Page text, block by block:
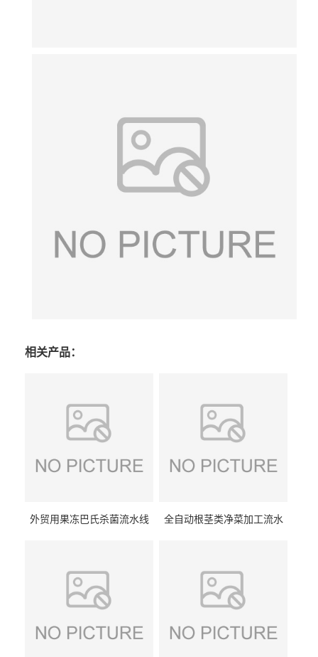
相关产品：
外贸用果冻巴氏杀菌流水线
全自动根茎类净菜加工流水